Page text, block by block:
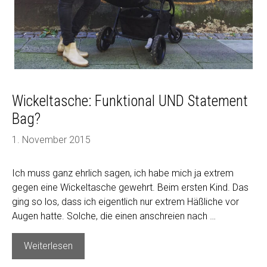
Wickeltasche: Funktional UND Statement
Bag?
1. November 2015
Ich muss ganz ehrlich sagen, ich habe mich ja extrem
gegen eine Wickeltasche gewehrt. Beim ersten Kind. Das
ging so los, dass ich eigentlich nur extrem Häßliche vor
Augen hatte. Solche, die einen anschreien nach …
Weiterlesen
Funktional